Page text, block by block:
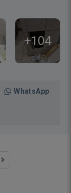
+104
WhatsApp